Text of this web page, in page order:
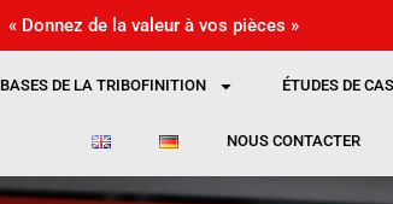
« Donnez de la valeur à vos pièces »
BASES DE LA TRIBOFINITION ÉTUDES DE CAS
NOUS CONTACTER